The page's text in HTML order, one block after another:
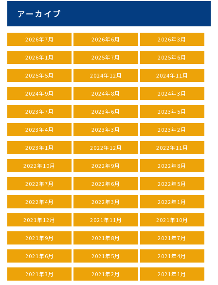
アーカイブ
2026年7月 2026年6月 2026年3月
2026年1月 2025年7月 2025年6月
2025年5月 2024年12月 2024年11月
2024年9月 2024年8月 2024年3月
2023年7月 2023年6月 2023年5月
2023年4月 2023年3月 2023年2月
2023年1月 2022年12月 2022年11月
2022年10月 2022年9月 2022年8月
2022年7月 2022年6月 2022年5月
2022年4月 2022年3月 2022年1月
2021年12月 2021年11月 2021年10月
2021年9月 2021年8月 2021年7月
2021年6月 2021年5月 2021年4月
2021年3月 2021年2月 2021年1月